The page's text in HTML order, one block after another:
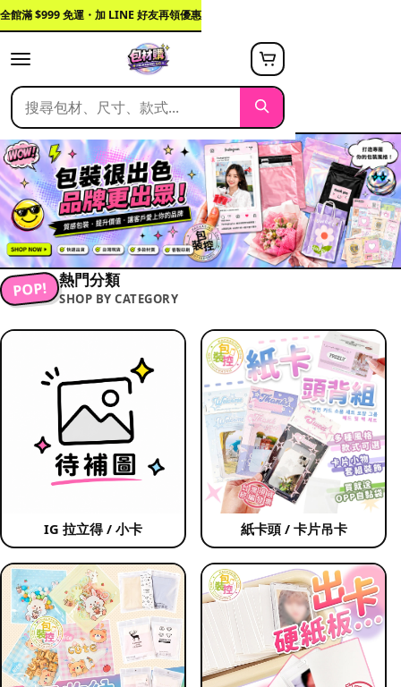
全館滿 $999 免運・加 LINE 好友再領優惠
POP! 熱門分類
SHOP BY CATEGORY
IG 拉立得 / 小卡 紙卡頭 / 卡片吊卡